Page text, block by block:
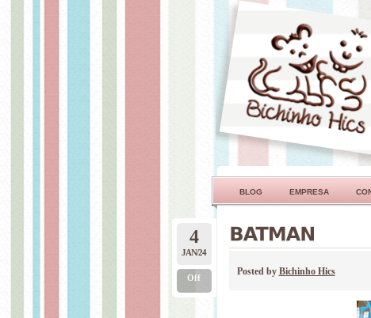
BLOG EMPRESA
4
JAN/24
Off
Posted by Bichinho Hics